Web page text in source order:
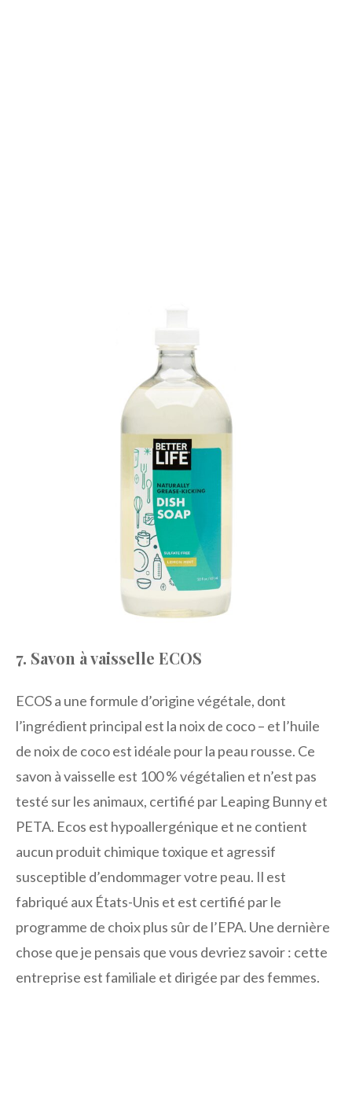
7. Savon à vaisselle ECOS
ECOS a une formule d’origine végétale, dont
l’ingrédient principal est la noix de coco – et l’huile
de noix de coco est idéale pour la peau rousse. Ce
savon à vaisselle est 100 % végétalien et n’est pas
testé sur les animaux, certifié par Leaping Bunny et
PETA. Ecos est hypoallergénique et ne contient
aucun produit chimique toxique et agressif
susceptible d’endommager votre peau. Il est
fabriqué aux États-Unis et est certifié par le
programme de choix plus sûr de l’EPA. Une dernière
chose que je pensais que vous devriez savoir : cette
entreprise est familiale et dirigée par des femmes.